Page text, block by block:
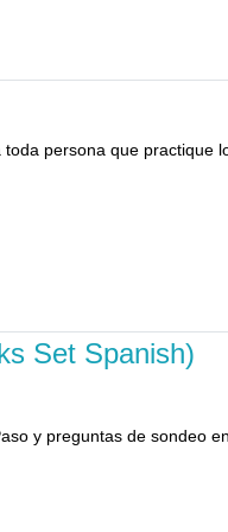
persona que practique
Set Spanish)
y preguntas de sondeo